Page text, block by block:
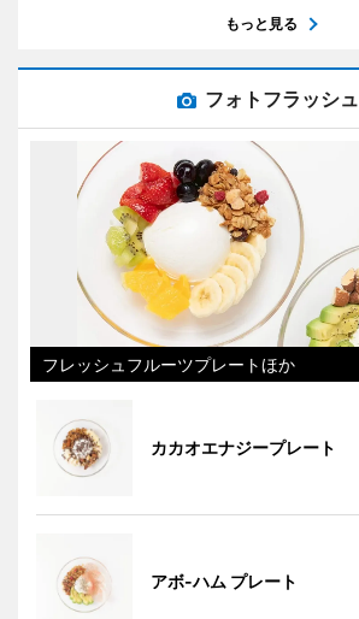
もっと見る
フォトフラッシュ
フレッシュフルーツプレートほか
カカオエナジープレート
アボ-ハム プレート